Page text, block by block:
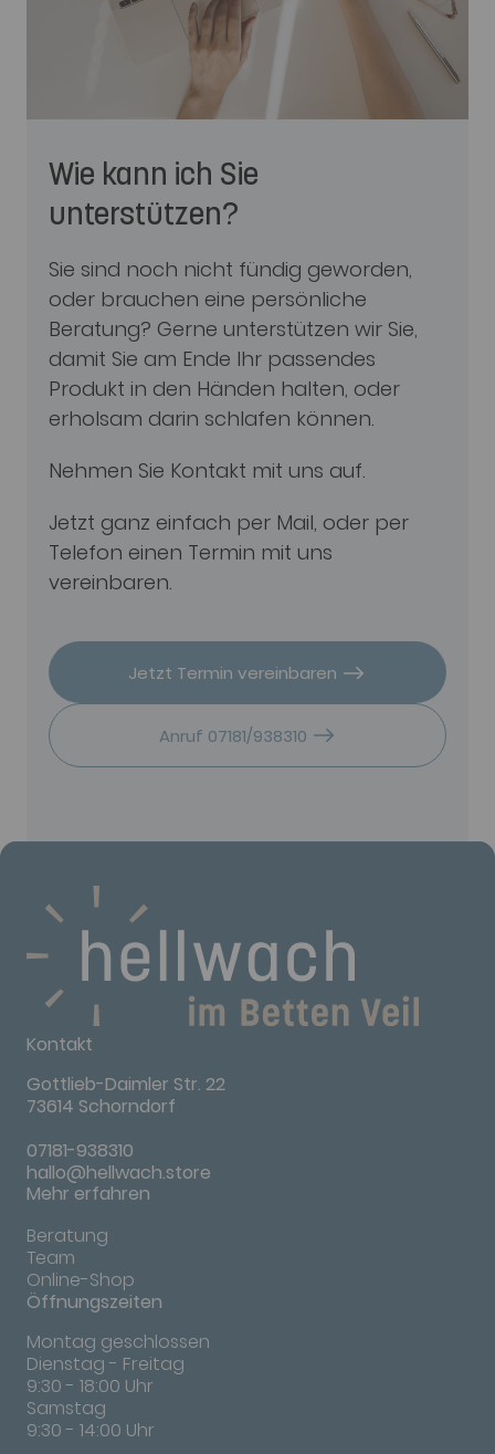
Wie kann ich Sie
unterstützen?
Sie sind noch nicht fündig geworden,
oder brauchen eine persönliche
Beratung? Gerne unterstützen wir Sie,
damit Sie am Ende Ihr passendes
Produkt in den Händen halten, oder
erholsam darin schlafen können.
Nehmen Sie Kontakt mit uns auf.
Jetzt ganz einfach per Mail, oder per
Telefon einen Termin mit uns
vereinbaren.
Jetzt Termin vereinbaren
Anruf 07181/938310
Kontakt
Gottlieb-Daimler Str. 22
73614 Schorndorf
07181-938310
hallo@hellwach.store
Mehr erfahren
Beratung
Team
Online-Shop
Öffnungszeiten
Montag geschlossen
Dienstag - Freitag
9:30 - 18:00 Uhr
Samstag
9:30 - 14:00 Uhr